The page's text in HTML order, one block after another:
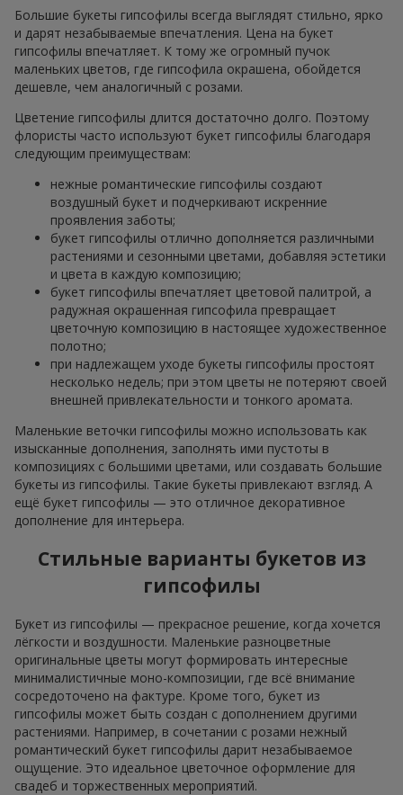
Большие букеты гипсофилы всегда выглядят стильно, ярко
и дарят незабываемые впечатления. Цена на букет
гипсофилы впечатляет. К тому же огромный пучок
маленьких цветов, где гипсофила окрашена, обойдется
дешевле, чем аналогичный с розами.
Цветение гипсофилы длится достаточно долго. Поэтому
флористы часто используют букет гипсофилы благодаря
следующим преимуществам:
нежные романтические гипсофилы создают
воздушный букет и подчеркивают искренние
проявления заботы;
букет гипсофилы отлично дополняется различными
растениями и сезонными цветами, добавляя эстетики
и цвета в каждую композицию;
букет гипсофилы впечатляет цветовой палитрой, а
радужная окрашенная гипсофила превращает
цветочную композицию в настоящее художественное
полотно;
при надлежащем уходе букеты гипсофилы простоят
несколько недель; при этом цветы не потеряют своей
внешней привлекательности и тонкого аромата.
Маленькие веточки гипсофилы можно использовать как
изысканные дополнения, заполнять ими пустоты в
композициях с большими цветами, или создавать большие
букеты из гипсофилы. Такие букеты привлекают взгляд. А
ещё букет гипсофилы — это отличное декоративное
дополнение для интерьера.
Стильные варианты букетов из
гипсофилы
Букет из гипсофилы — прекрасное решение, когда хочется
лёгкости и воздушности. Маленькие разноцветные
оригинальные цветы могут формировать интересные
минималистичные моно-композиции, где всё внимание
сосредоточено на фактуре. Кроме того, букет из
гипсофилы может быть создан с дополнением другими
растениями. Например, в сочетании с розами нежный
романтический букет гипсофилы дарит незабываемое
ощущение. Это идеальное цветочное оформление для
свадеб и торжественных мероприятий.